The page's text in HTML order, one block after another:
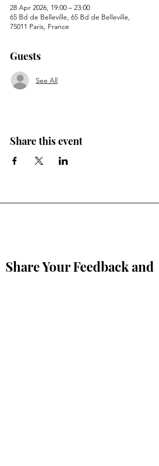
28 Apr 2026, 19:00 – 23:00
65 Bd de Belleville, 65 Bd de Belleville,
75011 Paris, France
Guests
See All
Share this event
Share Your Feedback and